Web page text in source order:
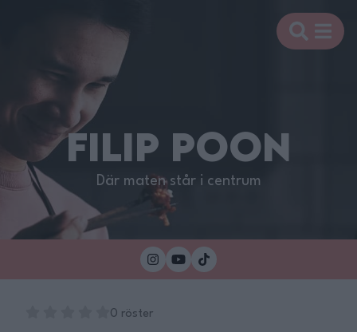
FILIP POON
Där maten står i centrum
0 röster